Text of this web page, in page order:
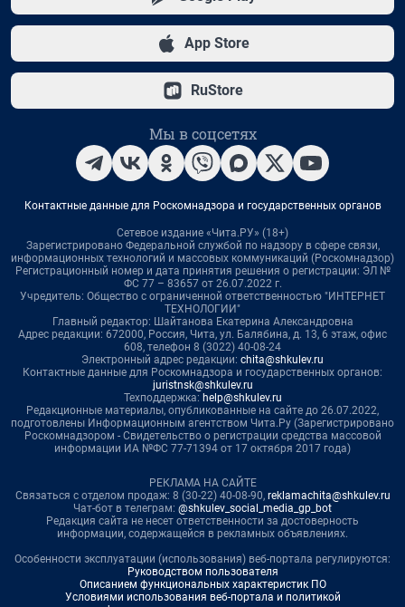
App Store
RuStore
Мы в соцсетях
Контактные данные для Роскомнадзора и государственных органов
Сетевое издание «Чита.РУ» (18+)
Зарегистрировано Федеральной службой по надзору в сфере связи,
информационных технологий и массовых коммуникаций (Роскомнадзор)
Регистрационный номер и дата принятия решения о регистрации: ЭЛ №
ФС 77 – 83657 от 26.07.2022 г.
Учредитель: Общество с ограниченной ответственностью "ИНТЕРНЕТ
ТЕХНОЛОГИИ"
Главный редактор: Шайтанова Екатерина Александровна
Адрес редакции: 672000, Россия, Чита, ул. Балябина, д. 13, 6 этаж, офис
608, телефон 8 (3022) 40-08-24
Электронный адрес редакции: chita@shkulev.ru
Контактные данные для Роскомнадзора и государственных органов:
juristnsk@shkulev.ru
Техподдержка: help@shkulev.ru
Редакционные материалы, опубликованные на сайте до 26.07.2022,
подготовлены Информационным агентством Чита.Ру (Зарегистрировано
Роскомнадзором - Свидетельство о регистрации средства массовой
информации ИА №ФС 77-71394 от 17 октября 2017 года)
РЕКЛАМА НА САЙТЕ
Связаться с отделом продаж: 8 (30-22) 40-08-90, reklamachita@shkulev.ru
Чат-бот в телеграм: @shkulev_social_media_gp_bot
Редакция сайта не несет ответственности за достоверность
информации, содержащейся в рекламных объявлениях.
Особенности эксплуатации (использования) веб-портала регулируются:
Руководством пользователя
Описанием функциональных характеристик ПО
Условиями использования веб-портала и политикой